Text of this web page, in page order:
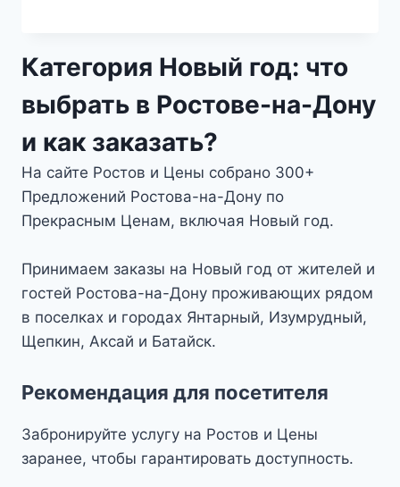
–
8000₽
Категория Новый год: что
выбрать в Ростове-на-Дону
и как заказать?
На сайте Ростов и Цены собрано 300+
Предложений Ростова-на-Дону по
Прекрасным Ценам, включая Новый год.
Принимаем заказы на Новый год от жителей и
гостей Ростова-на-Дону проживающих рядом
в поселках и городах Янтарный, Изумрудный,
Щепкин, Аксай и Батайск.
Рекомендация для посетителя
Забронируйте услугу на Ростов и Цены
заранее, чтобы гарантировать доступность.